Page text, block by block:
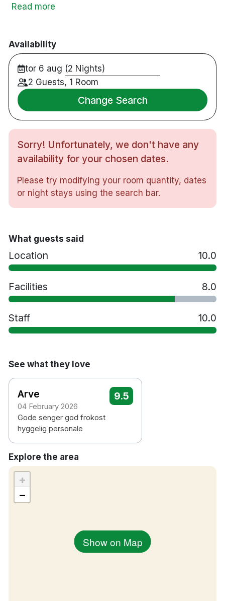
från hotellet.
107 rum
Dubbelrum och singelrum
Badrum med dusch
Gratis WiFi
Bar i receptionen
Spjälsäng på begäran
Privat tvättstuga med strykmöjligheter
Rökfritt
50 m från torget i centrum och teatern, butiker
och restauranger
Alla gäster 18 år och äldre måste visa giltig
legitimation vid incheckningen.
Giltig legitimation kan vara: körkort, nationellt ID-
Detta är ett krav från myndigheterna och bidrar till
en säker och ansvarsfull drift av våra hotell.
Read more
Availability
tor 6 aug (2 Nights)
2 Guests, 1 Room
Change Search
Sorry! Unfortunately, we don't have any
availability for your chosen dates.
Please try modifying your room quantity, dates
or night stays using the search bar.
What guests said
Location 10.0
Facilities 8.0
Staff 10.0
See what they love
Arve
04 February 2026
9.5
Gode senger god frokost
hyggelig personale
Explore the area
Show on Map
+
−